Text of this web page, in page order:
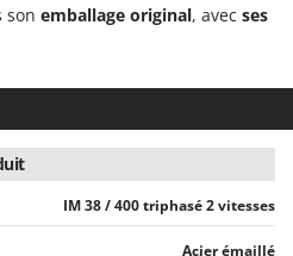
son emballage original, avec ses
IM 38 / 400 triphasé 2 vitesses
Acier émaillé